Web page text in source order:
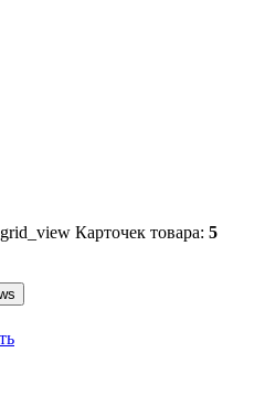
grid_view Карточек товара: 5